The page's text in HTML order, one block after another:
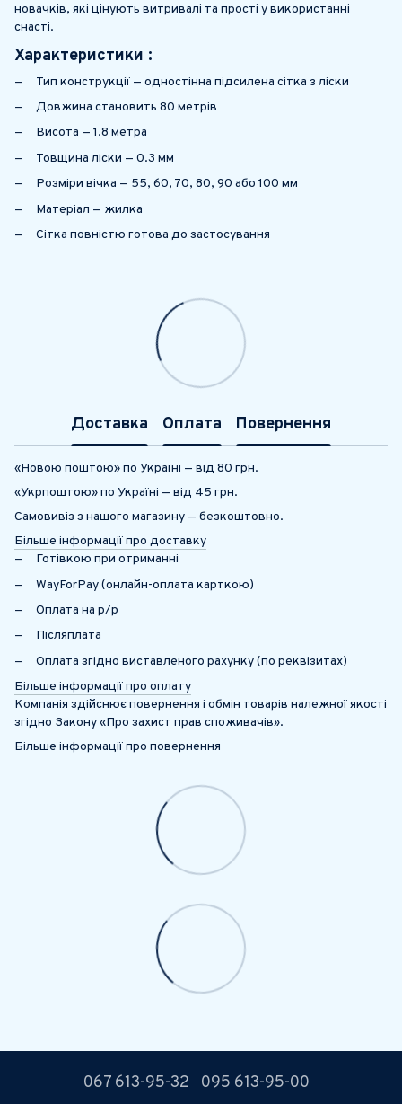
новачків, які цінують витривалі та прості у використанні
снасті.
Характеристики :
Тип конструкції — одностінна підсилена сітка з ліски
Довжина становить 80 метрів
Висота — 1.8 метра
Товщина ліски — 0.3 мм
Розміри вічка — 55, 60, 70, 80, 90 або 100 мм
Матеріал — жилка
Сітка повністю готова до застосування
Доставка Оплата Повернення
«Новою поштою» по Україні — від 80 грн.
«Укрпоштою» по Україні — від 45 грн.
Самовивіз з нашого магазину — безкоштовно.
Більше інформації про доставку
Готівкою при отриманні
WayForPay (онлайн-оплата карткою)
Оплата на р/р
Післяплата
Оплата згідно виставленого рахунку (по реквізитах)
Більше інформації про оплату
Компанія здійснює повернення і обмін товарів належної якості
згідно Закону «Про захист прав споживачів».
Більше інформації про повернення
067 613-95-32 095 613-95-00